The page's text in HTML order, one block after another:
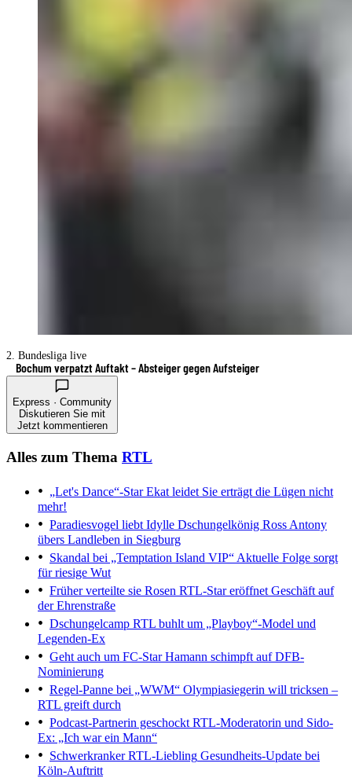
2. Bundesliga live
Bochum verpatzt Auftakt – Absteiger gegen Aufsteiger
Express · Community
Diskutieren Sie mit
Jetzt kommentieren
Alles zum Thema RTL
„Let's Dance“-Star Ekat leidet Sie erträgt die Lügen nicht
mehr!
Paradiesvogel liebt Idylle Dschungelkönig Ross Antony
übers Landleben in Siegburg
Skandal bei „Temptation Island VIP“ Aktuelle Folge sorgt
für riesige Wut
Früher verteilte sie Rosen RTL-Star eröffnet Geschäft auf
der Ehrenstraße
Dschungelcamp RTL buhlt um „Playboy“-Model und
Legenden-Ex
Geht auch um FC-StarHamann schimpft auf DFB-
Nominierung
Regel-Panne bei „WWM“ Olympiasiegerin will tricksen –
RTL greift durch
Podcast-Partnerin geschockt RTL-Moderatorin und Sido-
Ex: „Ich war ein Mann“
Schwerkranker RTL-Liebling Gesundheits-Update bei
Köln-Auftritt